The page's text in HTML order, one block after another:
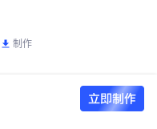
制作